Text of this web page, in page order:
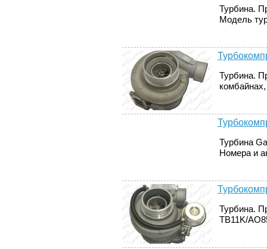
Турбина.
Модель
Турбина.
комбайнах,
Турбина
Номера и
Турбина.
TB11K/